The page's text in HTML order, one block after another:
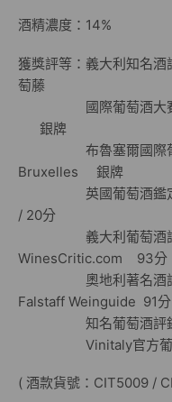
酒精濃度：14%
獲獎評等：義大利知名
萄藤
國際葡萄酒大賽
銀牌
布魯塞爾國際葡萄
Bruxelles 銀牌
英國葡萄酒鑑定
/ 20分
義大利葡萄酒評論
WinesCritic.com 93分
奧地利著名酒評雜
Falstaff Weinguide 91分
知名葡萄酒評鑑
Vinitaly官方葡萄
( 酒款貨號：CIT5009 /